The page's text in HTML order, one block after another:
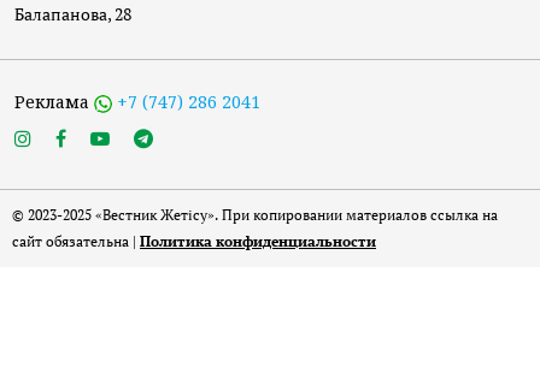
Балапанова, 28
Реклама +7 (747) 286 2041
© 2023-2025 «Вестник Жетісу». При копировании материалов ссылка на
сайт обязательна | Политика конфиденциальности